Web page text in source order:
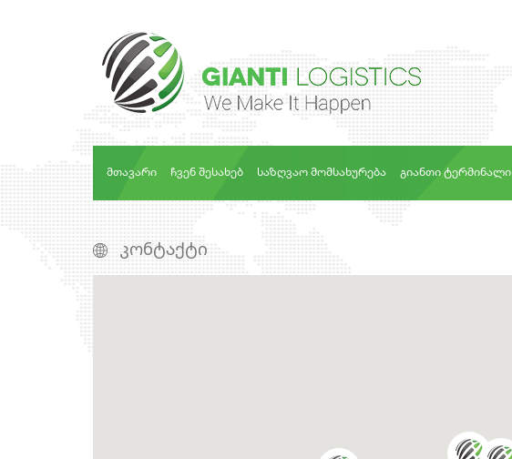
ᲛᲗᲐᲕᲐᲠᲘ
ᲩᲕᲔᲜ ᲨᲔᲡᲐᲮᲔᲑ ᲡᲐᲖᲦᲕᲐᲝ ᲛᲝᲛᲡᲐᲮᲣᲠᲔᲑᲐ ᲒᲘᲐᲜᲗᲘ ᲢᲔᲠᲛᲘᲜᲐᲚᲘ
ᲙᲝᲜᲢᲐᲥᲢᲘ